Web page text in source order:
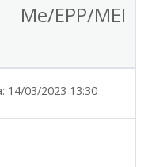
EPP/MEI
14/03/2023 13:30